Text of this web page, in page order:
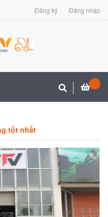
Đăng ký Đăng nhập
tốt nhất